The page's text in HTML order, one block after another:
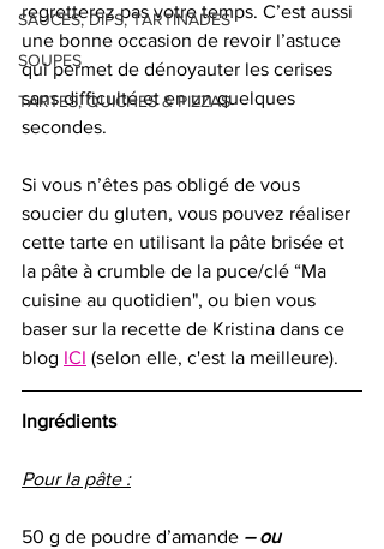
SAUCES, DIPS, TARTINADES
SOUPES
TARTES, QUICHES & PIZZAS
regretterez pas votre temps. C’est aussi
une bonne occasion de revoir l’astuce
qui permet de dénoyauter les cerises
sans difficulté et en un quelques
secondes.
Si vous n’êtes pas obligé de vous
soucier du gluten, vous pouvez réaliser
cette tarte en utilisant la pâte brisée et
la pâte à crumble de la puce/clé “Ma
cuisine au quotidien", ou bien vous
baser sur la recette de Kristina dans ce
blog ICI (selon elle, c'est la meilleure).
Ingrédients
Pour la pâte :
50 g de poudre d’amande – ou